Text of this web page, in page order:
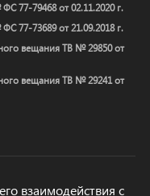
77-79468 от 02.11.2020 г.
77-73689 от 21.09.2018 г.
вещания ТВ № 29850 от
вещания ТВ № 29241 от
взаимодействия с